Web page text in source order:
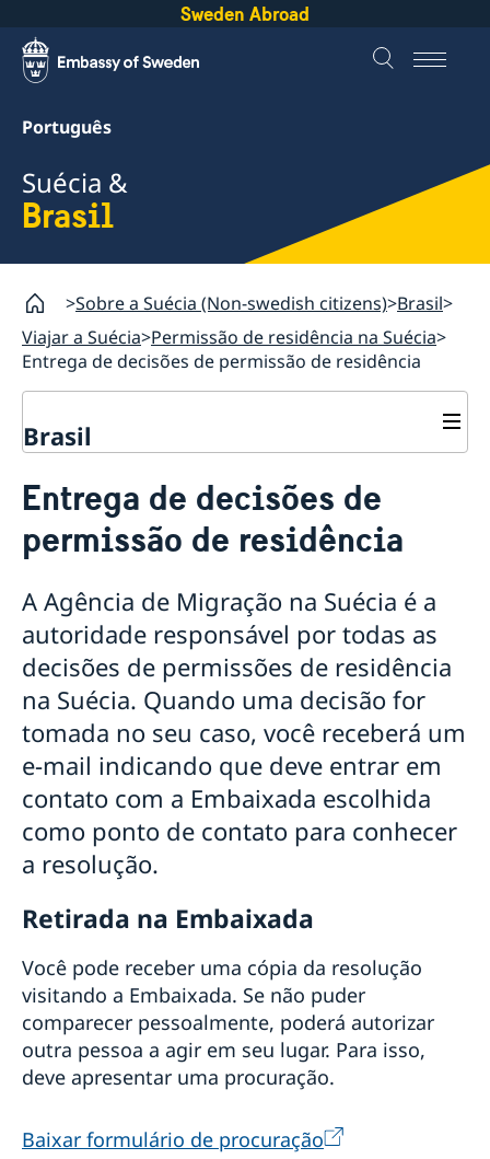
Sweden Abroad
Português
Suécia &
Brasil
Sobre a Suécia (Non-swedish citizens) Brasil
Viajar a Suécia Permissão de residência na Suécia
Entrega de decisões de permissão de residência
Brasil
Visitar a Suécia
Visitar a Suécia por menos 90 dias
não precisam de visto
Estudar na Suécia
Mudar-se com alguém na Suécia
Trabalhar na Suécia
Au pair na Suécia
Verificação de passaportes
Entrega de decisões de permissão de residência
Taxas
Relações comerciais entre a Suécia e o Brasil
Team Sweden Brazil
Entrega de decisões de
permissão de residência
A Agência de Migração na Suécia é a
autoridade responsável por todas as
decisões de permissões de residência
na Suécia. Quando uma decisão for
tomada no seu caso, você receberá um
e-mail indicando que deve entrar em
contato com a Embaixada escolhida
como ponto de contato para conhecer
a resolução.
Retirada na Embaixada
Você pode receber uma cópia da resolução
visitando a Embaixada. Se não puder
comparecer pessoalmente, poderá autorizar
outra pessoa a agir em seu lugar. Para isso,
deve apresentar uma procuração.
Baixar formulário de procuração